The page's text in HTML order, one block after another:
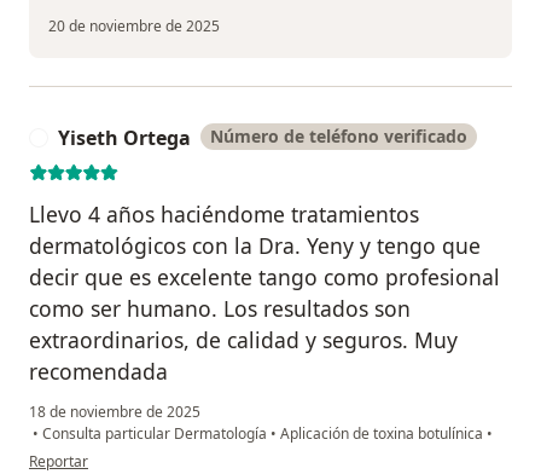
20 de noviembre de 2025
Yiseth Ortega Número de teléfono verificado
Llevo 4 años haciéndome tratamientos
dermatológicos con la Dra. Yeny y tengo que
decir que es excelente tango como profesional
como ser humano. Los resultados son
extraordinarios, de calidad y seguros. Muy
recomendada
18 de noviembre de 2025
• Consulta particular Dermatología • Aplicación de toxina botulínica •
en opinión del usuario Yiseth Ortega
Reportar